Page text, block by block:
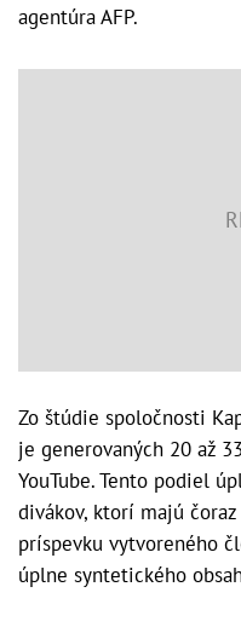
agentúra AFP.
Zo štúdie spoločnosti
je generovaných 20 až
YouTube. Tento podiel
divákov, ktorí majú
príspevku vytvoreného
úplne syntetického